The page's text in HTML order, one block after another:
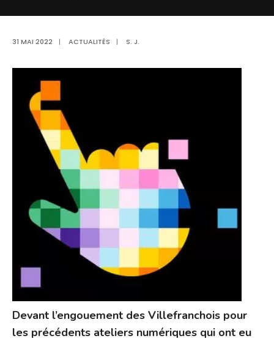
31 MAI 2022 | ACTUALITÉS | S. J.
Devant l’engouement des Villefranchois pour
les précédents ateliers numériques qui ont eu